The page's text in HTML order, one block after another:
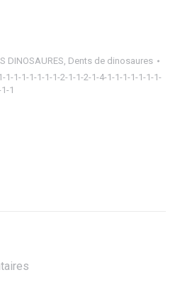
DINOSAURES Dents de dinosaures
1-1-1-1-1-1-1-2-1-1-2-1-4-1-1-1-1-1-1-1-
1